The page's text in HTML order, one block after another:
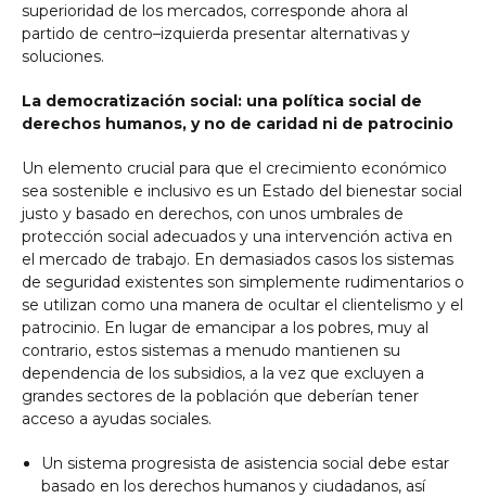
superioridad de los mercados, corresponde ahora al
partido de centro–izquierda presentar alternativas y
soluciones.
La democratización social: una política social de
derechos humanos, y no de caridad ni de patrocinio
Un elemento crucial para que el crecimiento económico
sea sostenible e inclusivo es un Estado del bienestar social
justo y basado en derechos, con unos umbrales de
protección social adecuados y una intervención activa en
el mercado de trabajo. En demasiados casos los sistemas
de seguridad existentes son simplemente rudimentarios o
se utilizan como una manera de ocultar el clientelismo y el
patrocinio. En lugar de emancipar a los pobres, muy al
contrario, estos sistemas a menudo mantienen su
dependencia de los subsidios, a la vez que excluyen a
grandes sectores de la población que deberían tener
acceso a ayudas sociales.
Un sistema progresista de asistencia social debe estar
basado en los derechos humanos y ciudadanos, así